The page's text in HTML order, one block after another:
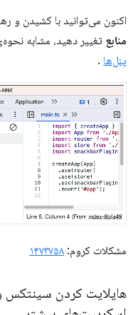
اکنون می‌توانید با کشیدن و
منابع تغییر دهید، مشابه
پنل‌ها .
مشکلات کروم: ۱۴۷۳۷۵۸
هایلایت کردن سینتکس